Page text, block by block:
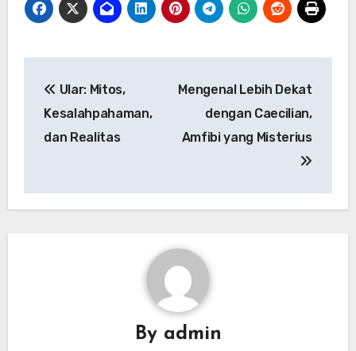
pos
Ular: Mitos,
Kesalahpahaman,
dan Realitas
Mengenal Lebih Dekat
dengan Caecilian,
Amfibi yang Misterius
By admin